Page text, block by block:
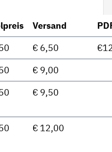
Versand
€ 6,50
€ 9,00
€ 9,50
€ 12,00